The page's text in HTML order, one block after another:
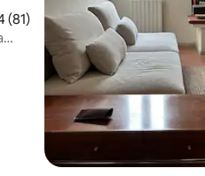
оценка: 4,94 от 5, 81 отзива
(81)